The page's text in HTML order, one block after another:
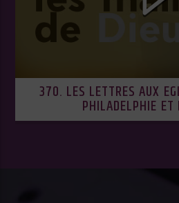
370. LES LETTRES AUX
PHILADELPHIE ET